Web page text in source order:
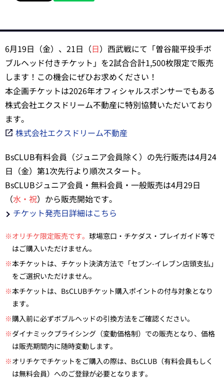
6月19日（金）、21日（日）西武戦にて「曽谷龍平投手ボ
ブルヘッド付きチケット」を2試合合計1,500枚限定で販売
します！この機会にぜひお求めください！
本企画チケットは2026年オフィシャルスポンサーでもある
株式会社エクスドリーム不動産に特別協賛いただいており
ます。
株式会社エクスドリーム不動産
BsCLUB有料会員（ジュニア会員除く）の先行販売は4月24
日（金）第1次先行より順次スタート。
BsCLUBジュニア会員・無料会員・一般販売は4月29日
（水・祝）から販売開始です。
チケット発売日詳細はこちら
※オリチケ限定販売です。 球場窓口・チケダス・プレイガイド等で
はご購入いただけません。
※本チケットは、チケット決済方法で「セブン-イレブン店頭支払」
をご選択いただけません。
※本チケットは、BsCLUBチケット購入ポイントの付与対象となり
ます。
※購入前に必ずボブルヘッドの引換方法をご確認ください。
※ダイナミックプライシング（変動価格制）での販売となり、価格
は販売期間内に随時変動します。
※オリチケでチケットをご購入の際は、BsCLUB（有料会員もしく
は無料会員）へのご登録が必要となります。